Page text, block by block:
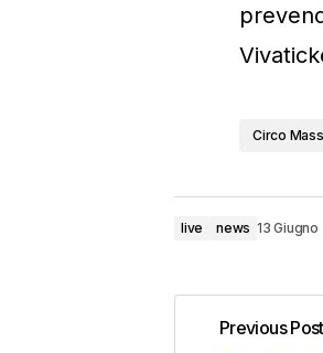
Circo
live news 13
Previous Post